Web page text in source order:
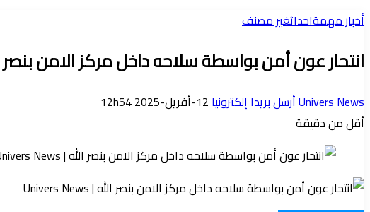
أخبار مهمةاحداثغير مصنف
انتحار عون أمن بواسطة سلاحه داخل مركز الامن بنصر
Univers Newsأرسل بريدا إلكترونيا12-أفريل-2025 12h54
أقل من دقيقة